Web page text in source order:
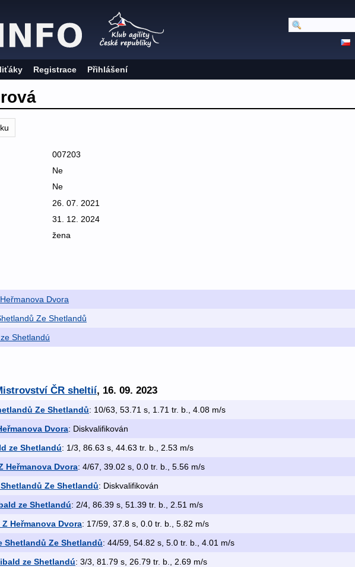
Registrace Přihlášení
007203
Ne
Ne
26. 07. 2021
31. 12. 2024
žena
Dvora
Ze Shetlandů
Shetlandú
ČR sheltií, 16. 09. 2023
Ze Shetlandů: 10/63, 53.71 s, 1.71 tr. b., 4.08 m/s
Dvora: Diskvalifikován
ze Shetlandú: 1/3, 86.63 s, 44.63 tr. b., 2.53 m/s
Heřmanova Dvora: 4/67, 39.02 s, 0.0 tr. b., 5.56 m/s
Ze Shetlandů: Diskvalifikován
ze Shetlandú: 2/4, 86.39 s, 51.39 tr. b., 2.51 m/s
Heřmanova Dvora: 17/59, 37.8 s, 0.0 tr. b., 5.82 m/s
Shetlandů Ze Shetlandů: 44/59, 54.82 s, 5.0 tr. b., 4.01 m/s
ze Shetlandú: 3/3, 81.79 s, 26.79 tr. b., 2.69 m/s